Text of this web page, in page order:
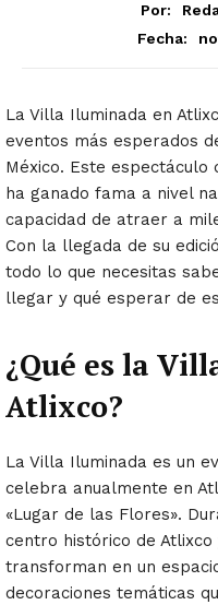
Por:
Fecha:
La Villa Iluminada en
eventos más esperados
México. Este espectáculo
ha ganado fama a nivel
capacidad de atraer a
Con la llegada de su
todo lo que necesitas
llegar y qué esperar de
¿Qué es la
Atlixco?
La Villa Iluminada es un
celebra anualmente en
«Lugar de las Flores».
centro histórico de
transforman en un
decoraciones temáticas